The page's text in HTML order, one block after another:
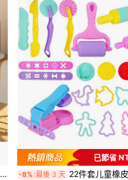
已節省
-8% 最後 3 天 22件套儿童橡皮泥工具套装 - 马卡龙色橡皮泥玩具，含动物形状模具，适